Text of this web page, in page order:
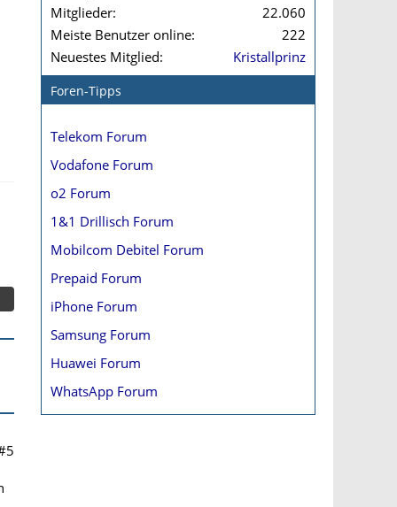
Mitglieder
22.060
Meiste Benutzer online
222
Neuestes Mitglied
Kristallprinz
Foren-Tipps
Telekom Forum
Vodafone Forum
o2 Forum
1&1 Drillisch Forum
Mobilcom Debitel Forum
Prepaid Forum
iPhone Forum
Samsung Forum
Huawei Forum
WhatsApp Forum